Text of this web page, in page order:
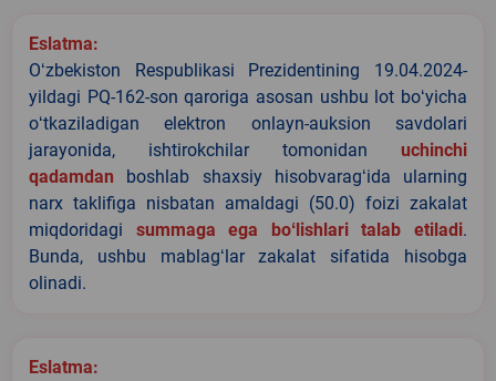
Eslatma:
Oʻzbekiston Respublikasi Prezidentining 19.04.2024-
yildagi PQ-162-son qaroriga asosan ushbu lot boʻyicha
oʻtkaziladigan elektron onlayn-auksion savdolari
jarayonida, ishtirokchilar tomonidan uchinchi
qadamdan boshlab shaxsiy hisobvaragʻida ularning
narx taklifiga nisbatan amaldagi (50.0) foizi zakalat
miqdoridagi summaga ega boʻlishlari talab etiladi.
Bunda, ushbu mablagʻlar zakalat sifatida hisobga
olinadi.
Eslatma: